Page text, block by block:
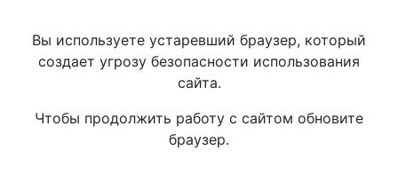
Вы используете устаревший браузер, который
создает угрозу безопасности использования
сайта.
Чтобы продолжить работу с сайтом обновите
браузер.